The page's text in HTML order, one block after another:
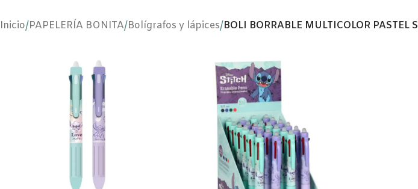
Inicio/PAPELERÍA BONITA/Bolígrafos y lápices/BOLI BORRABLE MULTICOLOR PASTEL